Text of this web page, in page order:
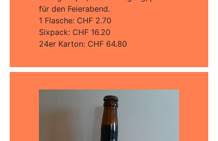
für den Feierabend.
1 Flasche: CHF 2.70
Sixpack: CHF 16.20
24er Karton: CHF 64.80